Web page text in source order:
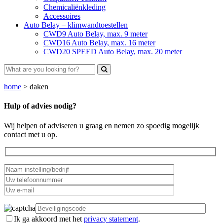
Chemicaliënkleding
Accessoires
Auto Belay – klimwandtoestellen
CWD9 Auto Belay, max. 9 meter
CWD16 Auto Belay, max. 16 meter
CWD20 SPEED Auto Belay, max. 20 meter
home > daken
Hulp of advies nodig?
Wij helpen of adviseren u graag en nemen zo spoedig mogelijk
contact met u op.
Ik ga akkoord met het privacy statement.